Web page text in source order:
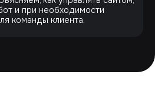
и при необходимости
команды клиента.